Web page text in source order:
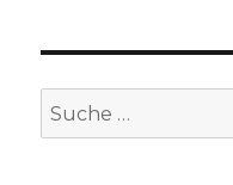
Suche
nach: